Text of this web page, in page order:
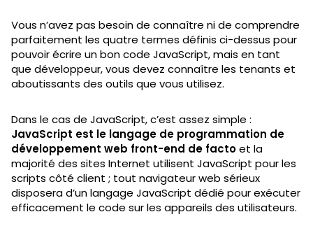
Vous n’avez pas besoin de connaître ni de comprendre
parfaitement les quatre termes définis ci-dessus pour
pouvoir écrire un bon code JavaScript, mais en tant
que développeur, vous devez connaître les tenants et
aboutissants des outils que vous utilisez.
Dans le cas de JavaScript, c’est assez simple :
JavaScript est le langage de programmation de
développement web front-end de factoet la
majorité des sites Internet utilisent JavaScript pour les
scripts côté client ; tout navigateur web sérieux
disposera d’un langage JavaScript dédié pour exécuter
efficacement le code sur les appareils des utilisateurs.